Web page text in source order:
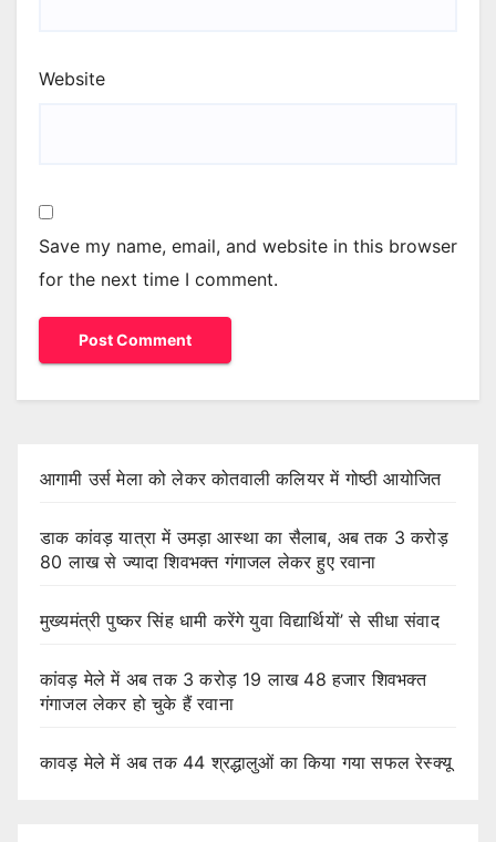
Website
Save my name, email, and website in this browser
for the next time I comment.
आगामी उर्स मेला को लेकर कोतवाली कलियर में गोष्ठी आयोजित
डाक कांवड़ यात्रा में उमड़ा आस्था का सैलाब, अब तक 3 करोड़
80 लाख से ज्यादा शिवभक्त गंगाजल लेकर हुए रवाना
मुख्यमंत्री पुष्कर सिंह धामी करेंगे युवा विद्यार्थियों’ से सीधा संवाद
कांवड़ मेले में अब तक 3 करोड़ 19 लाख 48 हजार शिवभक्त
गंगाजल लेकर हो चुके हैं रवाना
कावड़ मेले में अब तक 44 श्रद्धालुओं का किया गया सफल रेस्क्यू